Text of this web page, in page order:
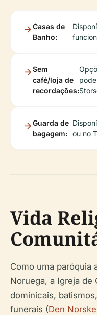
Casas de
Banho:
Sem
café/loja de
recordações:
Guarda de
bagagem: ou no
Vida
Como uma paróquia
Noruega, a Igreja
dominicais,
funerais (Den